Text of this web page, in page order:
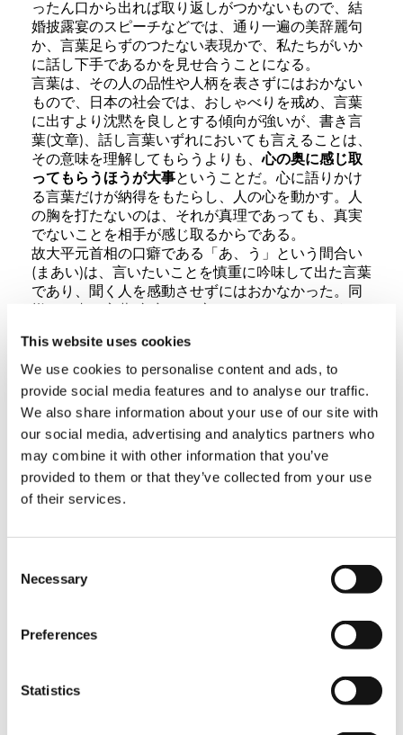
This website uses cookies
We use cookies to personalise content and ads, to
provide social media features and to analyse our traffic.
We also share information about your use of our site with
our social media, advertising and analytics partners who
may combine it with other information that you’ve
provided to them or that they’ve collected from your use
of their services.
Selection
Necessary
Preferences
Statistics
ったん口から出れば取り返しがつかないもので、結
婚披露宴のスピーチなどでは、通り一遍の美辞麗句
か、言葉足らずのつたない表現かで、私たちがいか
に話し下手であるかを見せ合うことになる。
言葉は、その人の品性や人柄を表さずにはおかない
もので、日本の社会では、おしゃべりを戒め、言葉
に出すより沈黙を良しとする傾向が強いが、書き言
葉(文章)、話し言葉いずれにおいても言えることは、
その意味を理解してもらうよりも、心の奥に感じ取
ってもらうほうが大事ということだ。心に語りかけ
る言葉だけが納得をもたらし、人の心を動かす。人
の胸を打たないのは、それが真理であっても、真実
でないことを相手が感じ取るからである。
故大平元首相の口癖である「あ、う」という間合い
(まあい)は、言いたいことを慎重に吟味して出た言葉
であり、聞く人を感動させずにはおかなかった。同
様に、書き言葉(文章)も、心からあふれるものがあれ
が、恋をすれば表情が変わるように、言葉や語尾、
句読点の打ち方までが変わってきて、魅せられるよ
うな文章が生まれるという。
さて、私にも言葉のチカラをまざまざと見せつけら
れた経験がある。わが社は昭和23年、資本金50万円
の名ばかりの零細企業だったが、わずか半世紀余り
を経て現在の規模にまで奇跡的に発展することが出
来た。それは社員が伸びてくれたことと、それぞれ
の能力を力一杯発揮してくれたことに他ならないと
やる気を起こすような雰囲気を作れたことぐらいか
ーの「利益は社会貢献の結果である」
という言葉で
的など考えたこともなく、ただガムシャラに働きつ
づけるのみだった。ちょうどその頃、今にして思え
外にヒットして、全国から注文が殺到した。急遽人
員や設備を増やしたが、その割に生産は上がらず、